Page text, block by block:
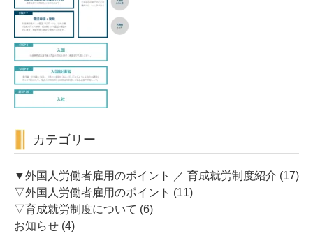
カテゴリー
▼外国人労働者雇用のポイント ／ 育成就労制度紹介 (17)
▽外国人労働者雇用のポイント (11)
▽育成就労制度について (6)
お知らせ (4)